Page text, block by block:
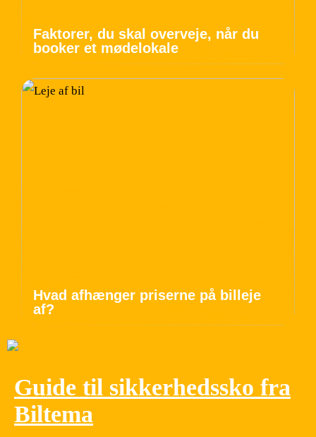
Faktorer, du skal overveje, når du
booker et mødelokale
Hvad afhænger priserne på billeje
af?
Guide til sikkerhedssko fra
Biltema